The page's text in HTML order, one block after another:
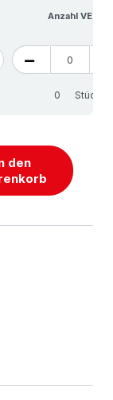
Anzahl VE
Stück
den